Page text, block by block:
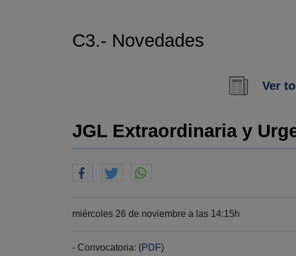
C3.- Novedades
Ver
JGL Extraordinaria y
miércoles 26 de noviembre a las 14:15h
- Convocatoria: (PDF)